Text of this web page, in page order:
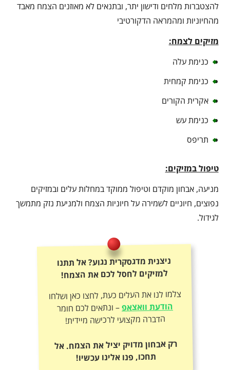
להצטברות מלחים ודישון יתר, ובתנאים לא מאוזנים הצמח מאבד
מהחיוניות ומהמראה הדקורטיבי
מזיקים לצמח:
כנימת עלה
כנימת קמחית
אקרית הקורים
כנימת עש
תריפס
טיפול במזיקים:
מניעה, אבחון מוקדם וטיפול ממוקד במחלות עלים ובמזיקים
נפוצים, חיוניים לשמירה על חיוניות הצמח ולמניעת נזק מתמשך
לגידול.
ניצנית מדגסקרית נגוע? אל תתנו
למזיקים לחסל לכם את הצמח!
צלמו לנו את העלים כעת, לחצו כאן ושלחו
הודעת וואצאפ– ונתאים לכם חומר
הדברה מקצועי לרכישה מיידית!
רק אבחון מדויק יציל את הצמח. אל
תחכו, פנו אלינו עכשיו!